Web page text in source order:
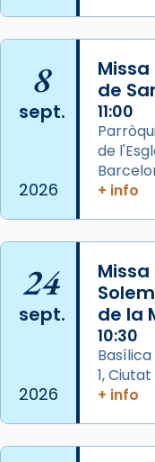
L’arquebisbe
Josep Omella,
concelebrat el
Mons. David
📸 Dr. G. Simón
View on Facebook ·
Memòria de les
Semproniana,
Acompanyant
partir de
que les santes
8
sept.
2026
de
11:00
de
+ info
24
sept.
2026
de la
10:30
1,
+ info